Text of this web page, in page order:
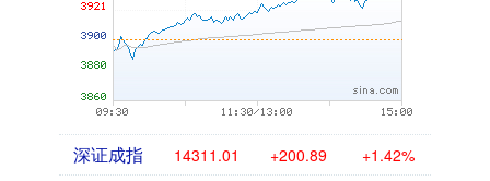
深证成指 14311.01 +200.89 +1.42%